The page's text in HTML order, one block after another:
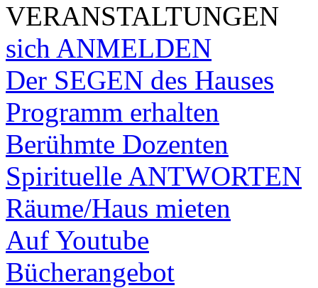
VERANSTALTUNGEN
sich ANMELDEN
Der SEGEN des Hauses
Programm erhalten
Berühmte Dozenten
Spirituelle ANTWORTEN
Räume/Haus mieten
Auf Youtube
Bücherangebot